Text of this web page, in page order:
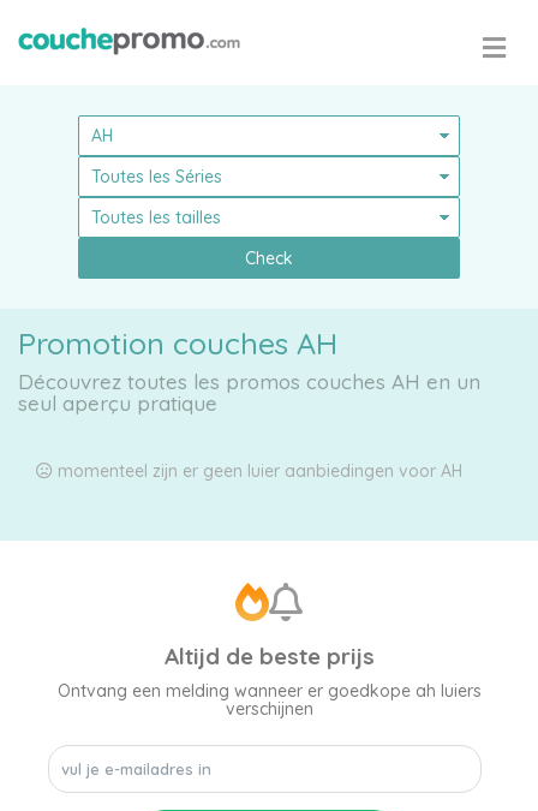
Pampers
Choisissez
votre
Check
Promotion couches AH
Découvrez toutes les promos couches AH en un
seul aperçu pratique
momenteel zijn er geen luier aanbiedingen voor AH
Altijd de beste prijs
Ontvang een melding wanneer er goedkope ah luiers
verschijnen